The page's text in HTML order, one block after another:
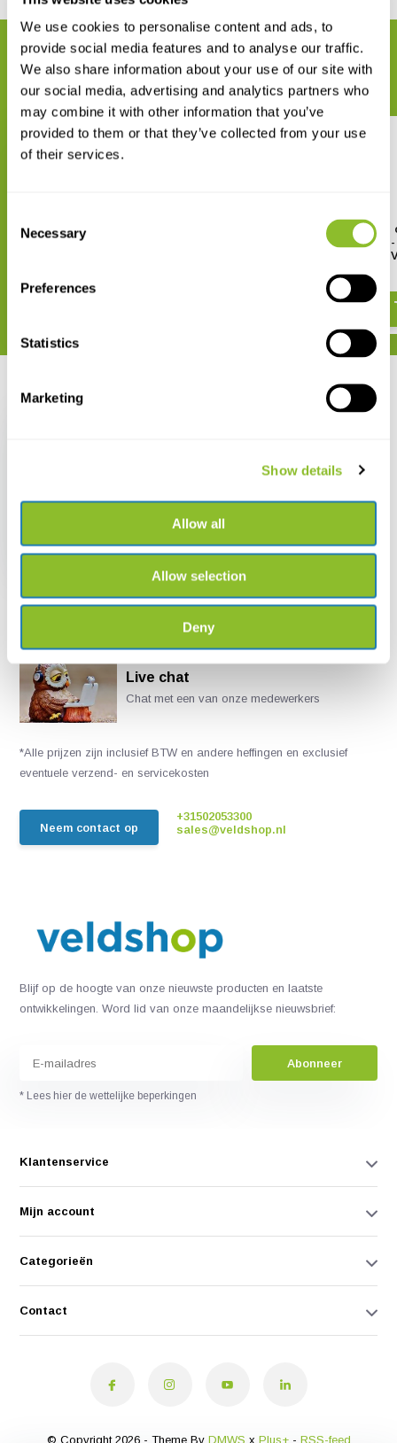
We use cookies to personalise content and ads, to
provide social media features and to analyse our traffic.
We also share information about your use of our site with
our social media, advertising and analytics partners who
may combine it with other information that you’ve
provided to them or that they’ve collected from your use
of their services.
Selection
Necessary
Preferences
Statistics
Marketing
Show details
Allow all
Allow selection
Deny
GERELATEERDE PRODUCTEN
Maak uw bestelling compleet
Guide to the Butterflies of the
Palearctic Region -
Guide to the Butterflies
Palearctic Region -
Nymphalidae part
€ 36,62
Recent bekeken
Guide to the
Nymphalidae part III
Live chat
Chat met een van onze medewerkers
*Alle prijzen zijn inclusief BTW en andere heffingen en exclusief
eventuele verzend- en servicekosten
Neem contact op
+31502053300
sales@veldshop.nl
Blijf op de hoogte van onze nieuwste producten en laatste
ontwikkelingen. Word lid van onze maandelijkse nieuwsbrief:
Abonneer
* Lees hier de wettelijke beperkingen
Klantenservice
Mijn account
Categorieën
Contact
© Copyright 2026 - Theme By DMWS x Plus+- RSS-feed